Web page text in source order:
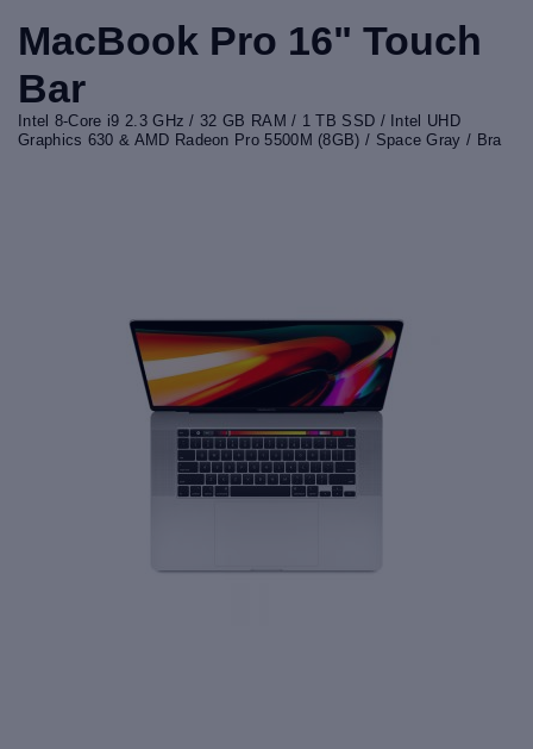
MacBook Pro 16" Touch
Bar
Intel 8-Core i9 2.3 GHz / 32 GB RAM / 1 TB SSD / Intel UHD
Graphics 630 & AMD Radeon Pro 5500M (8GB) / Space Gray / Bra